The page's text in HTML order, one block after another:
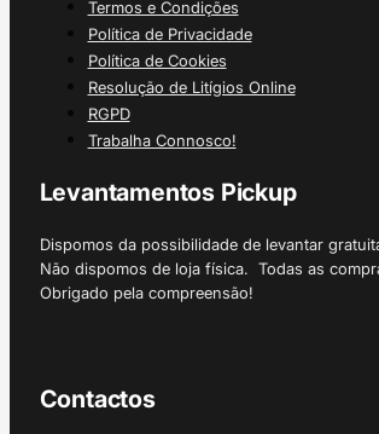
Termos e Condições
Política de Privacidade
Política de Cookies
Resolução de Litígios Online
RGPD
Trabalha Connosco!
Levantamentos Pickup
Dispomos da possibilidade de levantar
Não dispomos de loja física. Todas as
Obrigado pela compreensão!
Contactos